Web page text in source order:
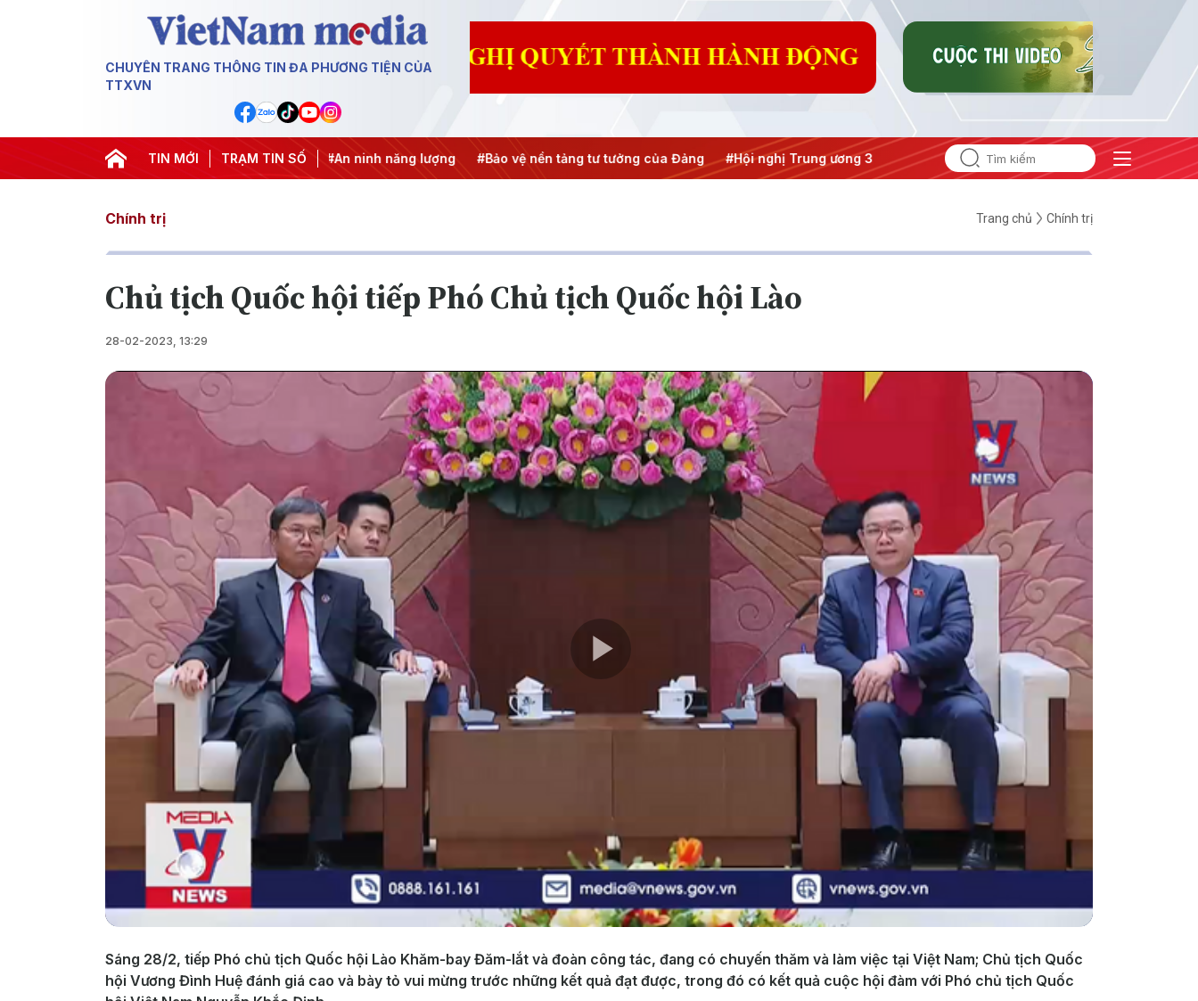
CHUYÊN TRANG THÔNG TIN ĐA PHƯƠNG TIỆN CỦA
TTXVN
TIN MỚI TRẠM TIN SỐ
#Căng thẳng Trung Đông #An ninh năng lượng #Bảo vệ nền tảng tư tưởng của Đảng #Hội nghị Trung ương 3 #Đưa Nghị quyết thành hành động
Chính trị Trang chủ Chính trị
Chủ tịch Quốc hội tiếp Phó Chủ tịch Quốc hội Lào
28-02-2023, 13:29
Play
Video
Sáng 28/2, tiếp Phó chủ tịch Quốc hội Lào Khăm-bay Đăm-lắt và đoàn công tác, đang có chuyến thăm và làm việc tại Việt Nam; Chủ tịch Quốc
hội Vương Đình Huệ đánh giá cao và bày tỏ vui mừng trước những kết quả đạt được, trong đó có kết quả cuộc hội đàm với Phó chủ tịch Quốc